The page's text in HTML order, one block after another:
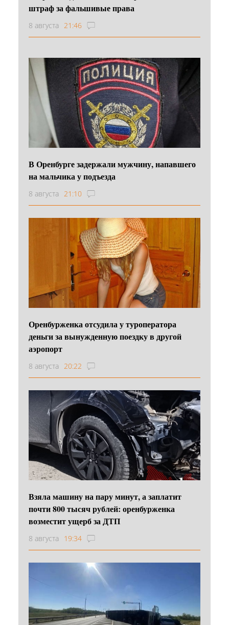
штраф за фальшивые права
8 августа 21:46
В Оренбурге задержали мужчину, напавшего
на мальчика у подъезда
8 августа 21:10
Оренбурженка отсудила у туроператора
деньги за вынужденную поездку в другой
аэропорт
8 августа 20:22
Взяла машину на пару минут, а заплатит
почти 800 тысяч рублей: оренбурженка
возместит ущерб за ДТП
8 августа 19:34